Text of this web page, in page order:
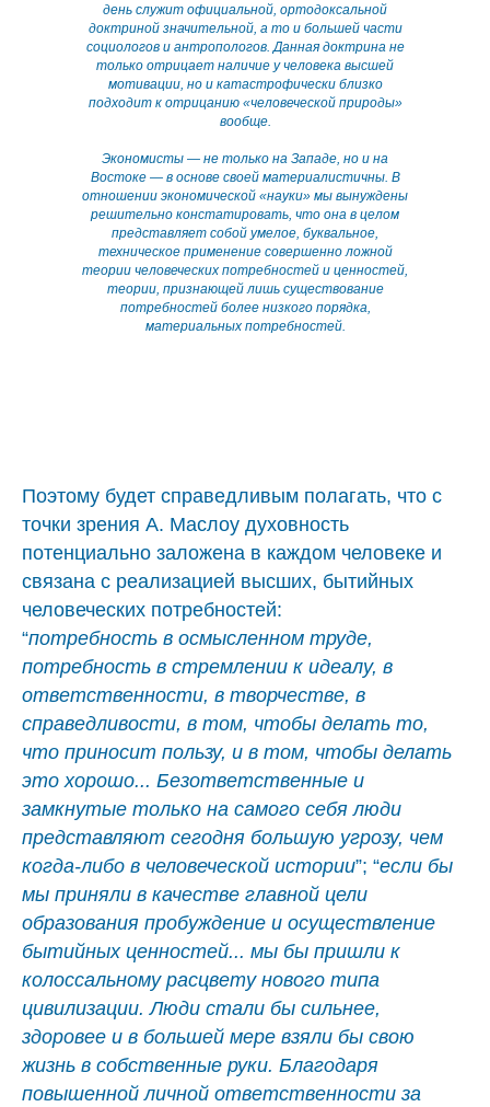
день служит официальной, ортодоксальной
доктриной значительной, а то и большей части
социологов и антропологов. Данная доктрина не
только отрицает наличие у человека высшей
мотивации, но и катастрофически близко
подходит к отрицанию «человеческой природы»
вообще.
Экономисты — не только на Западе, но и на
Востоке — в основе своей материалистичны. В
отношении экономической «науки» мы вынуждены
решительно констатировать, что она в целом
представляет собой умелое, буквальное,
техническое применение совершенно ложной
теории человеческих потребностей и ценностей,
теории, признающей лишь существование
потребностей более низкого порядка,
материальных потребностей.
Поэтому будет справедливым полагать, что с
точки зрения А. Маслоу духовность
потенциально заложена в каждом человеке и
связана с реализацией высших, бытийных
человеческих потребностей:
“потребность в осмысленном труде,
потребность в стремлении к идеалу, в
ответственности, в творчестве, в
справедливости, в том, чтобы делать то,
что приносит пользу, и в том, чтобы делать
это хорошо... Безответственные и
замкнутые только на самого себя люди
представляют сегодня большую угрозу, чем
когда-либо в человеческой истории”; “если бы
мы приняли в качестве главной цели
образования пробуждение и осуществление
бытийных ценностей... мы бы пришли к
колоссальному расцвету нового типа
цивилизации. Люди стали бы сильнее,
здоровее и в большей мере взяли бы свою
жизнь в собственные руки. Благодаря
повышенной личной ответственности за